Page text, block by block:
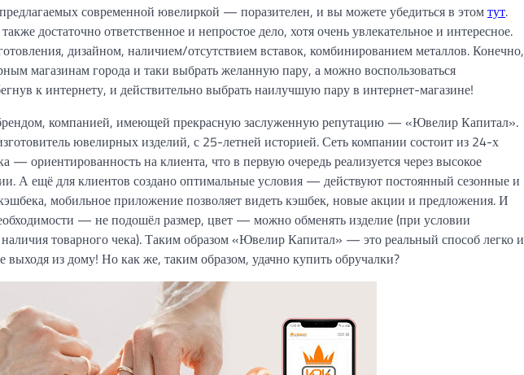
современной ювелиркой — поразителен, и вы можете убедиться в этомтут.
достаточно ответственное и непростое дело, хотя очень увлекательное и интересное.
дизайном, наличием/отсутствием вставок, комбинированием металлов. Конечно,
магазинам города и таки выбрать желанную пару, а можно воспользоваться
к интернету, и действительно выбрать наилучшую пару в интернет-магазине!
компанией, имеющей прекрасную заслуженную репутацию — «Ювелир Капитал».
ювелирных изделий, с 25-летней историей. Сеть компании состоит из 24-х
ориентированность на клиента, что в первую очередь реализуется через высокое
А ещё для клиентов создано оптимальные условия — действуют постоянный сезонные и
мобильное приложение позволяет видеть кэшбек, новые акции и предложения. И
— не подошёл размер, цвет — можно обменять изделие (при условии
товарного чека). Таким образом «Ювелир Капитал» — это реальный способ легко и
выходя из дому! Но как же, таким образом, удачно купить обручалки?